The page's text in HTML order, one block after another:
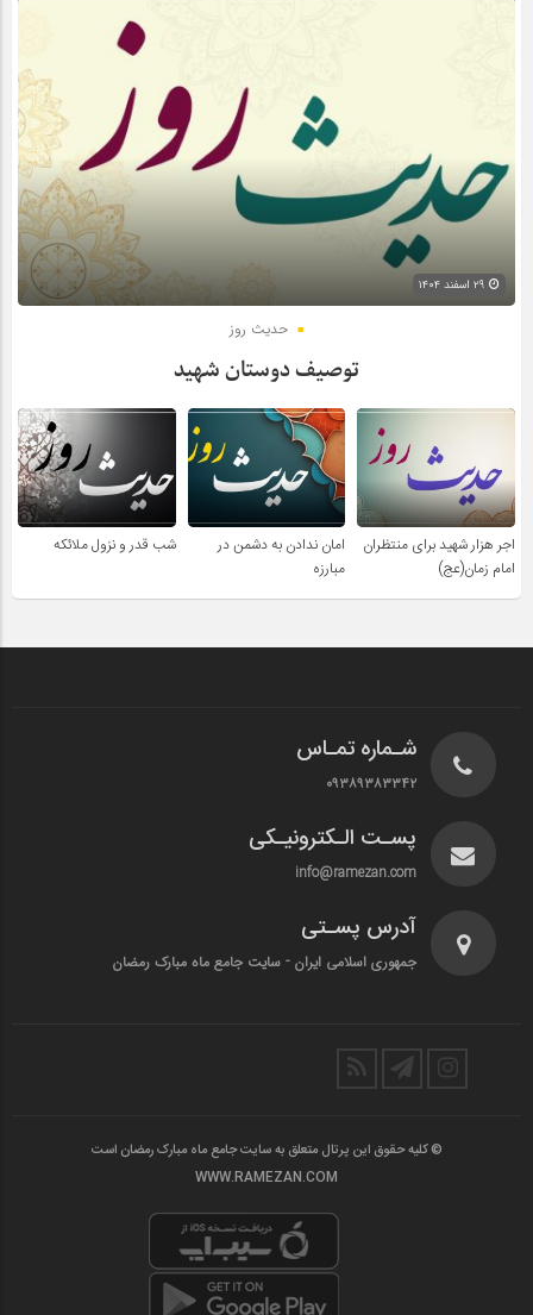
حدیث روز
توصیف دوستان شهید
اجر هزار شهید برای منتظران
امام زمان(عج)
امان ندادن به دشمن در
مبارزه
شب قدر و نزول ملائکه
شـماره تمـاس
۰۹۳۸۹۳۸۳۳۴۲
پسـت الـکترونیـکی
info@ramezan.com
آدرس پسـتی
جمهوری اسلامی ایران - سایت جامع ماه مبارک رمضان
© کلیه حقوق این پرتال متعلق به سایت جامع ماه مبارک رمضان است
WWW.RAMEZAN.COM